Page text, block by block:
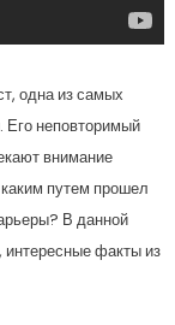
одна из самых
неповторимый
внимание
путем прошел
В данной
факты из